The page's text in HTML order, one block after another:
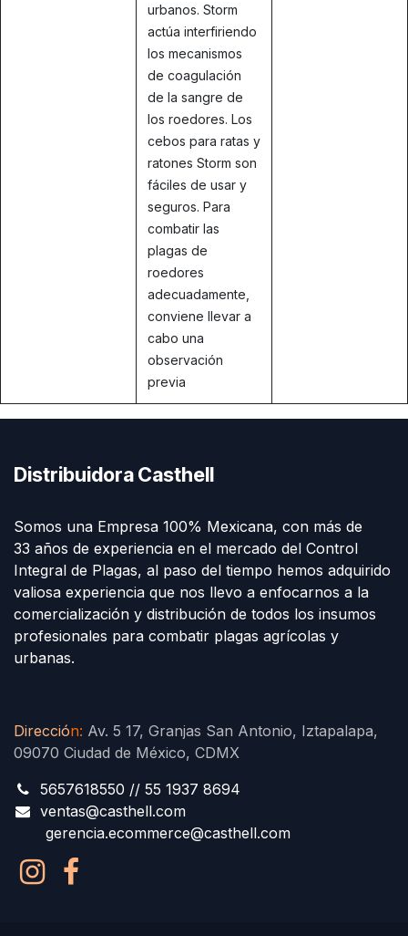
urbanos. Storm
actúa interfiriendo
los mecanismos
de coagulación
de la sangre de
los roedores. Los
cebos para ratas y
ratones Storm son
fáciles de usar y
seguros. Para
combatir las
plagas de
roedores
adecuadamente,
conviene llevar a
cabo una
observación
previa
Distribuidora Casthell
Somos una Empresa 100% Mexicana, con más de
33 años de experiencia en el mercado del Control
Integral de Plagas, al paso del tiempo hemos adquirido
valiosa experiencia que nos llevo a enfocarnos a la
comercialización y distribución de todos los insumos
profesionales para combatir plagas agrícolas y
urbanas.
Dirección: Av. 5 17, Granjas San Antonio, Iztapalapa,
09070 Ciudad de México, CDMX
5657618550 // 55 1937 8694
ventas@casthell.com
gerencia.ecommerce@casthell.com